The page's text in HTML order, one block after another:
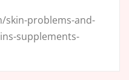
skin-problems-and-
supplements-